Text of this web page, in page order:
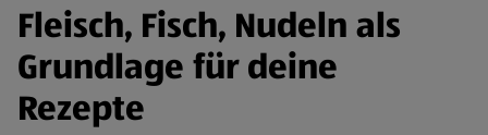
Fleisch, Fisch, Nudeln als
Grundlage für deine
Rezepte